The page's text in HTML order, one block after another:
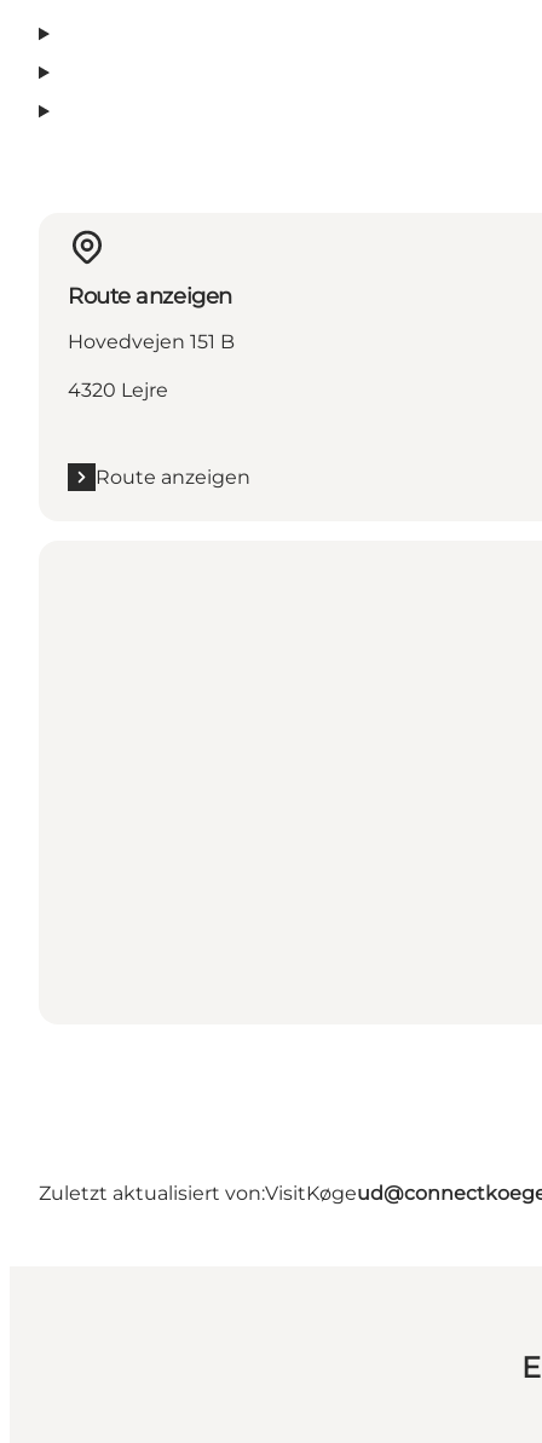
Route anzeigen
Hovedvejen 151 B
4320 Lejre
Route anzeigen
Zuletzt aktualisiert von:VisitKøge